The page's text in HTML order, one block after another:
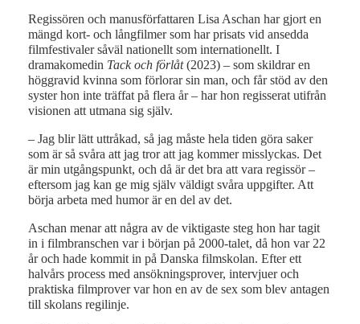
Regissören och manusförfattaren Lisa Aschan har gjort en
mängd kort- och långfilmer som har prisats vid ansedda
filmfestivaler såväl nationellt som internationellt. I
dramakomedin Tack och förlåt(2023) – som skildrar en
höggravid kvinna som förlorar sin man, och får stöd av den
syster hon inte träffat på flera år – har hon regisserat utifrån
visionen att utmana sig själv.
– Jag blir lätt uttråkad, så jag måste hela tiden göra saker
som är så svåra att jag tror att jag kommer misslyckas. Det
är min utgångspunkt, och då är det bra att vara regissör –
eftersom jag kan ge mig själv väldigt svåra uppgifter. Att
börja arbeta med humor är en del av det.
Aschan menar att några av de viktigaste steg hon har tagit
in i filmbranschen var i början på 2000-talet, då hon var 22
år och hade kommit in på Danska filmskolan. Efter ett
halvårs process med ansökningsprover, intervjuer och
praktiska filmprover var hon en av de sex som blev antagen
till skolans regilinje.